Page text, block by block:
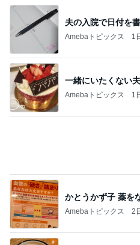
かとうかず子 薬を
Amebaトピックス 2